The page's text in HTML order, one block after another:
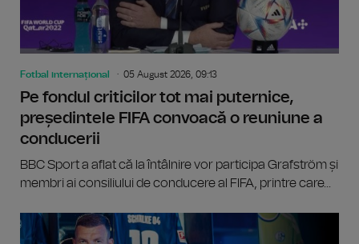
Fotbal internațional 05 August 2026, 09:13
Pe fondul criticilor tot mai puternice,
președintele FIFA convoacă o reuniune a
conducerii
BBC Sport a aflat că la întâlnire vor participa Grafström și
membri ai consiliului de conducere al FIFA, printre care...